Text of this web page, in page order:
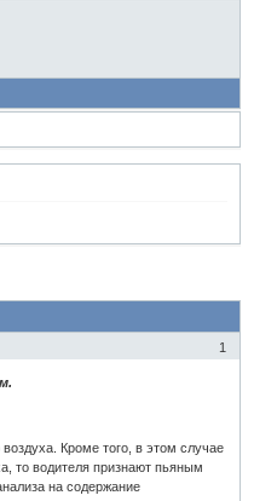
1
Кроме того, в этом случае
то водителя признают пьяным
на содержание